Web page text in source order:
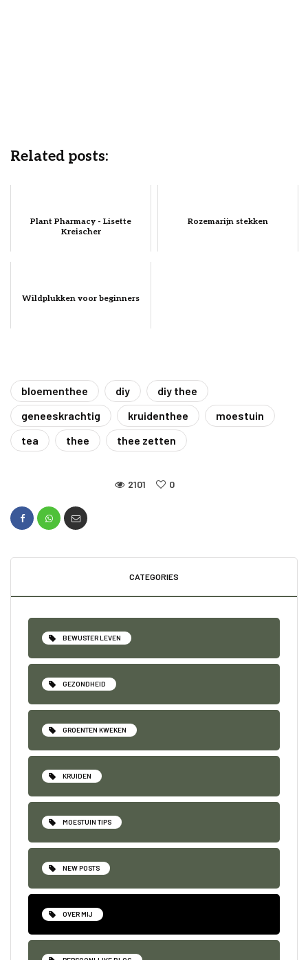
Related posts:
Plant Pharmacy - Lisette
Kreischer
Rozemarijn stekken
Wildplukken voor beginners
bloementhee diy
diy thee
geneeskrachtig
kruidenthee
moestuin
tea
thee thee zetten
2101 0
CATEGORIES
BEWUSTER LEVEN
GEZONDHEID
GROENTEN KWEKEN
KRUIDEN
MOESTUIN TIPS
NEW POSTS
OVER MIJ